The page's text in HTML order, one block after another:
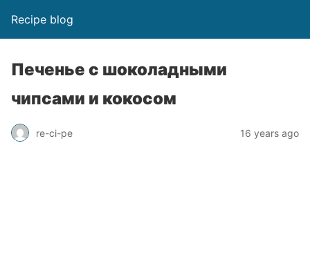
Recipe blog
Печенье с шоколадными
чипсами и кокосом
re-ci-pe 16 years ago